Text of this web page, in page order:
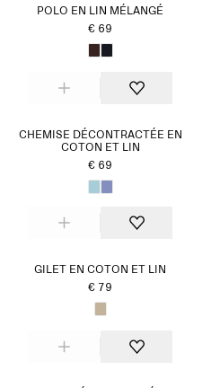
POLO EN LIN MÉLANGÉ
€ 69
CHEMISE DÉCONTRACTÉE EN
COTON ET LIN
€ 69
GILET EN COTON ET LIN
€ 79